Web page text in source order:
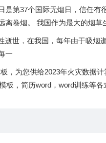
第37个国际无烟日，信任有
离卷烟。 我国作为最大的烟
世，在我国，每年由于吸烟
一
为您供给2023年火灾数据计
板，简历word，word训练等